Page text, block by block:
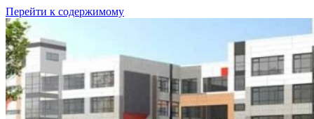
Перейти к содержимому